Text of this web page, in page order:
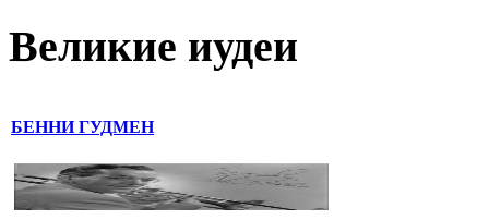
Великие иудеи
БЕННИ ГУДМЕН